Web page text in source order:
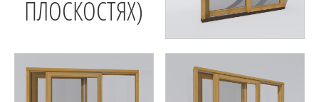
ПЛОСКОСТЯХ)